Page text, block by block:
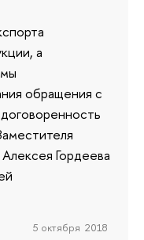
а
обращения с
Гордеева
5 октября 2018